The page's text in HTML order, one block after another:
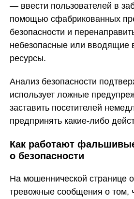
— ввести пользователей в
помощью сфабрикованных
безопасности и
небезопасные или вводящие
ресурсы.
Анализ безопасности
использует ложные
заставить посетителей
предпринять какие-либо
Как работают
о безопасности
На мошеннической странице
тревожные сообщения о том,